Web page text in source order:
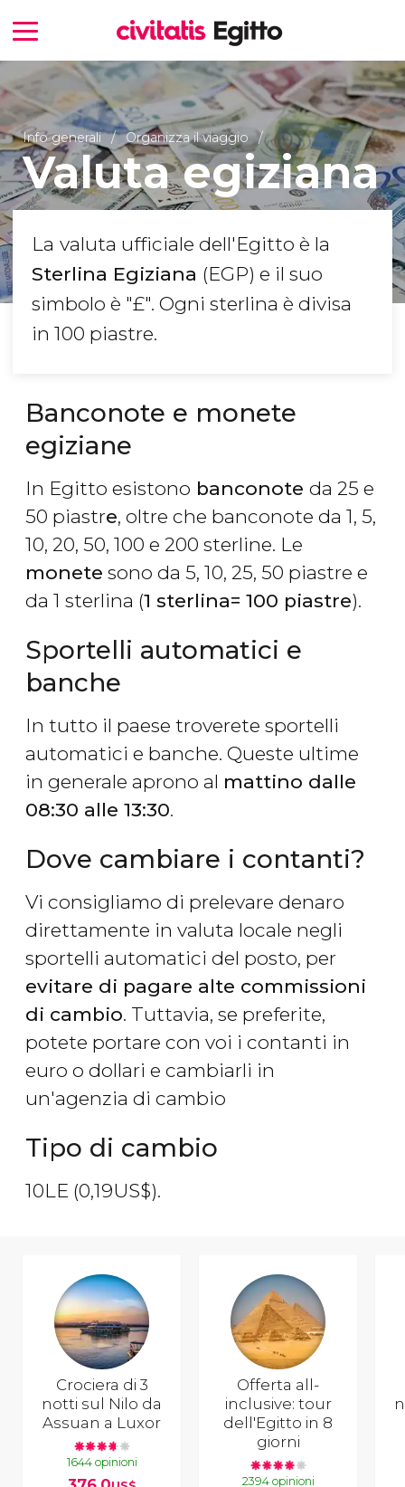
Info generali Organizza il viaggio
Valuta egiziana
La valuta ufficiale dell'Egitto è la
Sterlina Egiziana (EGP) e il suo
simbolo è "£". Ogni sterlina è divisa
in 100 piastre.
Banconote e monete
egiziane
In Egitto esistono banconote da 25 e
50 piastre, oltre che banconote da 1, 5,
10, 20, 50, 100 e 200 sterline. Le
monete sono da 5, 10, 25, 50 piastre e
da 1 sterlina (1 sterlina= 100 piastre).
Sportelli automatici e
banche
In tutto il paese troverete sportelli
automatici e banche. Queste ultime
in generale aprono al mattino dalle
08:30 alle 13:30.
Dove cambiare i contanti?
Vi consigliamo di prelevare denaro
direttamente in valuta locale negli
sportelli automatici del posto, per
evitare di pagare alte commissioni
di cambio. Tuttavia, se preferite,
potete portare con voi i contanti in
euro o dollari e cambiarli in
un'agenzia di cambio
Tipo di cambio
10LE (0,19US$).
Crociera di 3
notti sul Nilo da
Assuan a Luxor
1644 opinioni
Offerta all-
inclusive: tour
dell'Egitto in 8
giorni
2394 opinioni